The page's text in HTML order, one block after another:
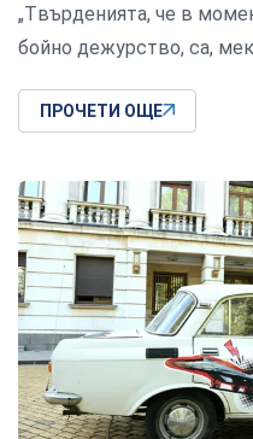
„Tвърденията, че в
бойно дежурство, са,
ПРОЧЕТИ ОЩЕ